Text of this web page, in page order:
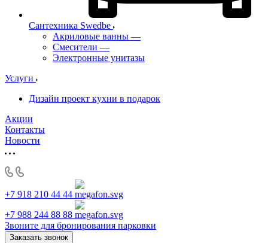
Сантехника Swedbe
Акриловые ванны —
Смесители —
Электронные унитазы
Услуги
Дизайн проект кухни в подарок
Акции
Контакты
Новости
+7 918 210 44 44
+7 988 244 88 88
Звоните для бронирования парковки
Заказать звонок